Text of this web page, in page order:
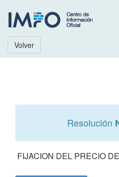
Volver
Resolución
FIJACION DEL PRECIO